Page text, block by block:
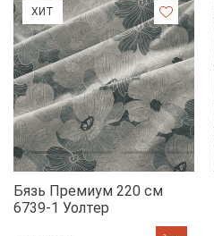
ХИТ
Бязь Премиум 220 см
6739-1 Уолтер